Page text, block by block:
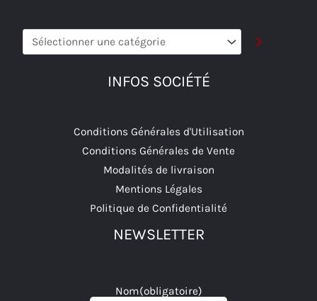
Sélectionner
une
INFOS SOCIÉTÉ
Conditions Générales d'Utilisation
Conditions Générales de Vente
Modalités de livraison
Mentions Légales
Politique de Confidentialité
NEWSLETTER
Nom(obligatoire)